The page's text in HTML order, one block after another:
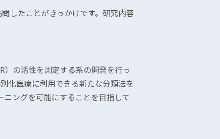
したことがきっかけです。研究内容
の活性を測定する系の開発を行っ
化医療に利用できる新たな分類法を
ングを可能にすることを目指して